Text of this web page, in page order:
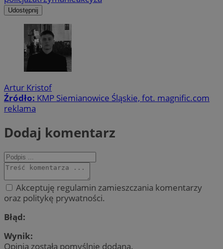
Udostępnij
Artur Kristof
Źródło: KMP Siemianowice Śląskie, fot. magnific.com
reklama
Dodaj komentarz
Akceptuję regulamin zamieszczania komentarzy
oraz politykę prywatności.
Błąd:
Wynik:
Opinia została pomyślnie dodana.